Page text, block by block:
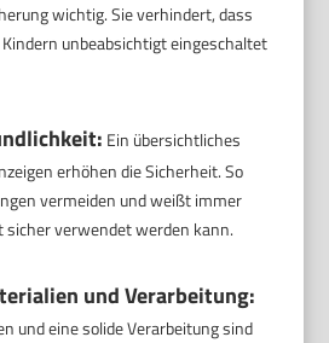
wichtig. Sie verhindert, dass
unbeabsichtigt eingeschaltet
Ein übersichtliches
erhöhen die Sicherheit. So
vermeiden und weißt immer
sicher verwendet werden kann.
und Verarbeitung:
und eine solide Verarbeitung sind